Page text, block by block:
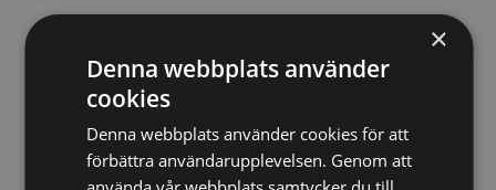
Konkursförfarandet
×
Denna webbplats använder
cookies
Denna webbplats använder cookies för att
förbättra användarupplevelsen. Genom att